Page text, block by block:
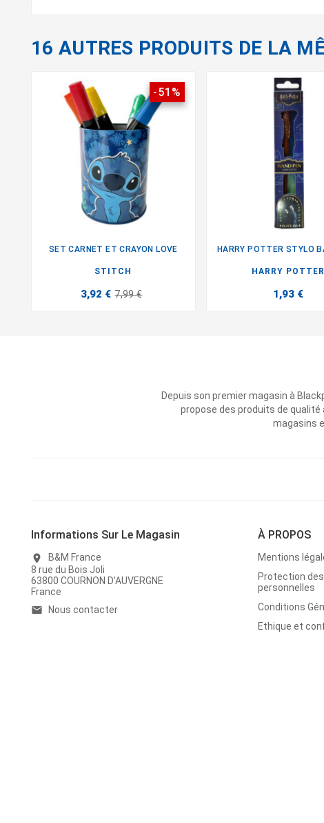
16 AUTRES PRODUITS DE LA
-51%
SET CARNET ET CRAYON LOVE
STITCH
3,92 € 7,99 €
HARRY POTTER
1,93 €
Depuis son premier magasin à
propose des produits de qualité
magasins
Informations Sur Le Magasin
location_on
B&M France
8 rue du Bois Joli
63800 COURNON D'AUVERGNE
France
email Nous contacter
À PROPOS
Mentions
Protection
personnelles
Conditions
Ethique et